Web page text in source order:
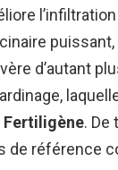
d’autant
Fertiligène. De
de référence